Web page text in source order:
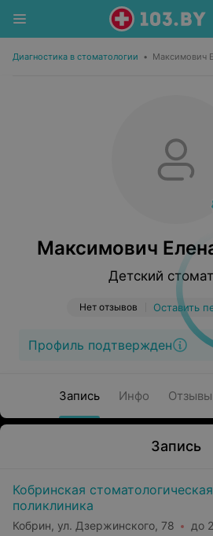
Диагностика в стоматологии • Максимович
Максимович
Детский
Нет отзывов Оставить
Профиль подтвержден
Запись Инфо Отзывы
Запись
Кобринская стоматологическая
поликлиника
Кобрин, ул. Дзержинского, 78 до